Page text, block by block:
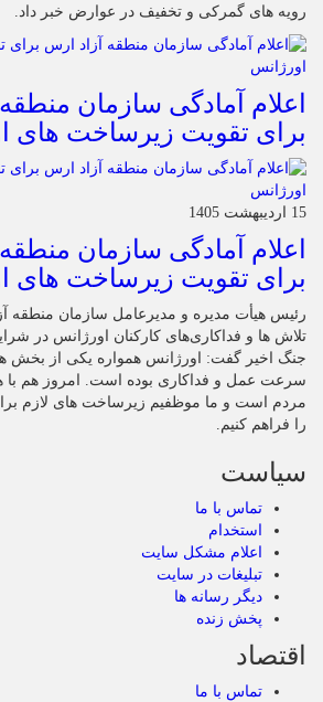
رویه های گمرکی و تخفیف در عوارض خبر داد.
اعلام آمادگی سازمان
برای تقویت زیرساخت‌ های
15 اردیبهشت 1405
اعلام آمادگی سازمان
برای تقویت زیرساخت‌ های
رئیس هیأت‌ مدیره و مدیرعامل سازمان منطقه
تلاش‌ ها و فداکاری‌های کارکنان اورژانس در
جنگ اخیر گفت: اورژانس همواره یکی از بخش‌ های
سرعت‌ عمل و فداکاری بوده است. امروز هم با
مردم است و ما موظفیم زیرساخت‌ های لازم
را فراهم کنیم.
سیاست
تماس با ما
استخدام
اعلام مشکل سایت
تبلیغات در سایت
دیگر رسانه ها
پخش زنده
اقتصاد
تماس با ما